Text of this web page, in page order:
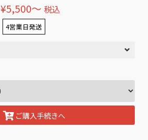
¥5,500〜 税込
4営業日発送
ご購入手続きへ